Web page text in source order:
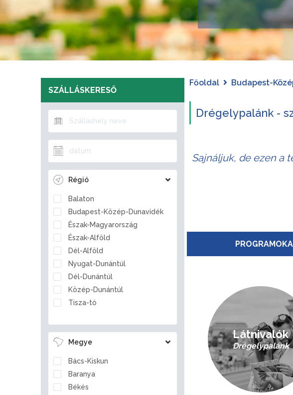
SZÁLLÁSKERESŐ
Régió
Balaton
Budapest-Közép-Dunavidék
Észak-Magyarország
Észak-Alföld
Dél-Alföld
Nyugat-Dunántúl
Dél-Dunántúl
Közép-Dunántúl
Tisza-tó
Megye
Bács-Kiskun
Baranya
Békés
Főoldal Budapest-
Drégelypalánk -
Sajnáljuk, de ezen a
Látnivalók
Drégelypalánk